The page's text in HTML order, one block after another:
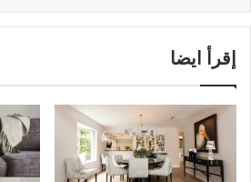
إقرأ ايضا